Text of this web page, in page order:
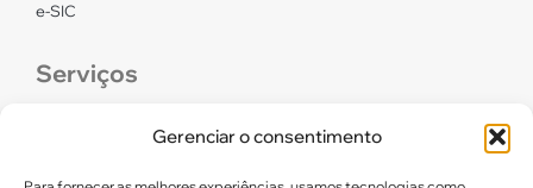
Gerenciar o consentimento
e-SIC
Serviços